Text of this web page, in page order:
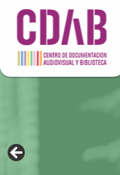
DOCUMENTA DRAMÁTICAS